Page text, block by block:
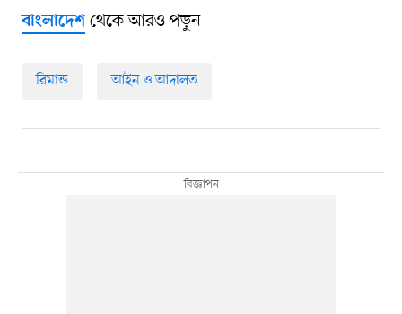
বাংলাদেশথেকে আরও পড়ুন
রিমান্ড আইন ও আদালত